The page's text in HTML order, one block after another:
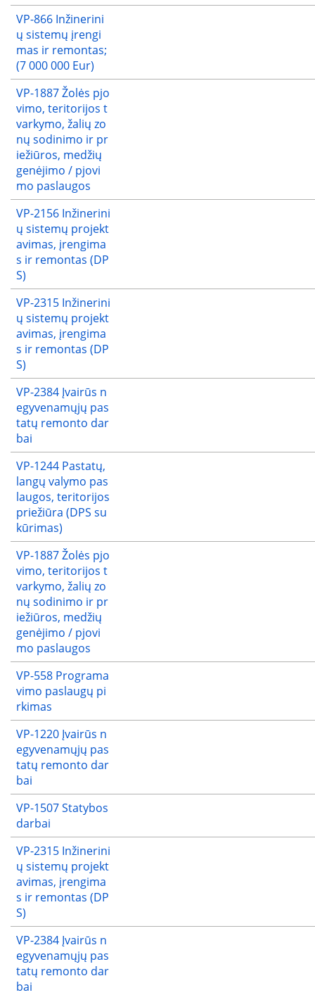
VP-866 Inžinerini
ų sistemų įrengi
mas ir remontas;
(7 000 000 Eur)
VP-1887 Žolės pjo
vimo, teritorijos t
varkymo, žalių zo
nų sodinimo ir pr
iežiūros, medžių
genėjimo / pjovi
mo paslaugos
VP-2156 Inžinerini
ų sistemų projekt
avimas, įrengima
s ir remontas (DP
S)
VP-2315 Inžinerini
ų sistemų projekt
avimas, įrengima
s ir remontas (DP
S)
VP-2384 Įvairūs n
egyvenamųjų pas
tatų remonto dar
bai
VP-1244 Pastatų,
langų valymo pas
laugos, teritorijos
priežiūra (DPS su
kūrimas)
VP-1887 Žolės pjo
vimo, teritorijos t
varkymo, žalių zo
nų sodinimo ir pr
iežiūros, medžių
genėjimo / pjovi
mo paslaugos
VP-558 Programa
vimo paslaugų pi
rkimas
VP-1220 Įvairūs n
egyvenamųjų pas
tatų remonto dar
bai
VP-1507 Statybos
darbai
VP-2315 Inžinerini
ų sistemų projekt
avimas, įrengima
s ir remontas (DP
S)
VP-2384 Įvairūs n
egyvenamųjų pas
tatų remonto dar
bai